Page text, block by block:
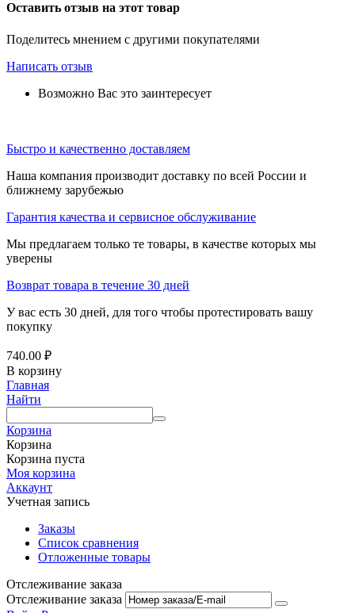
Оставить отзыв на этот товар
Поделитесь мнением с другими покупателями
Написать отзыв
Возможно Вас это заинтересует
Быстро и качественно доставляем
Наша компания производит доставку по всей России и
ближнему зарубежью
Гарантия качества и сервисное обслуживание
Мы предлагаем только те товары, в качестве которых мы
уверены
Возврат товара в течение 30 дней
У вас есть 30 дней, для того чтобы протестировать вашу
покупку
740.00 ₽
В корзину
Главная
Найти
Корзина
Корзина
Корзина пуста
Моя корзина
Аккаунт
Учетная запись
Заказы
Список сравнения
Отложенные товары
Отслеживание заказа
Отслеживание заказа